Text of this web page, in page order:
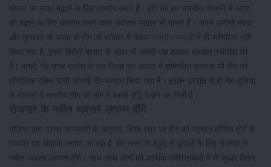
भोजन का स्वाद बढ़ाने के लिए उपयोग करते हैं। हींग को हम भारतीय व्यंजनों में स्वाद
को बढ़ाने के लिए उपयोग करने वाला सर्वोत्तम मसाला भी मानते हैं। अपने अनोखे स्वाद
और गुणवत्ता की वजह से हींग को वर्तमान में केवल भारतीय मसालों में ही सम्मिलित नहीं
किया गया है, इसने विदेशी बाजार के अंदर भी अपनी एक हटकर पहचान स्थापित की
है। बतादें, कि उत्तर प्रदेश के एक जिला एक उत्पाद में शम्मिलित हाथरस की हींग को
भौगोलिक संकेत यानी जीआई टैग प्रदान किया गया है। इसके उपरांत से ही देश-दुनिया
के बाजारों में भारतीय हींग की मांग में काफी वृद्धि देखने को मिली है।
मीड़िया द्वारा प्राप्त जानकारी के अनुरूप, विश्व स्तर पर हींग को पहचान हाँसिल होने के
उपरांत यह अंदाजा लगाया जा रहा है, कि भारत के बहुत से युवाओं के लिए रोजगार के
नवीन अवसर उत्पन्न होंगे। साथ-साथ लोगों की आर्थिक परिस्तिथियों में भी सुधार देखने